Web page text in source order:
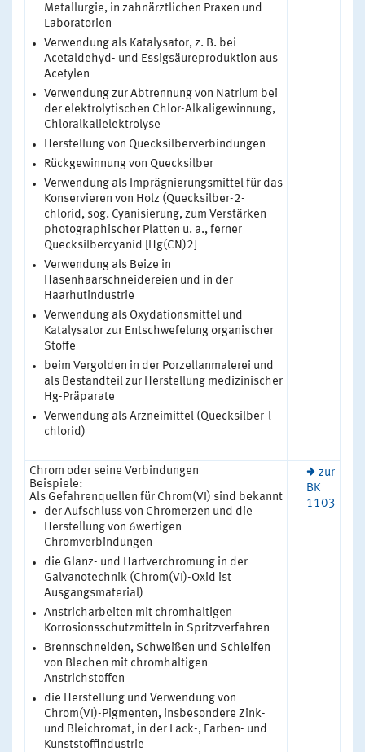
Metallurgie, in zahnärztlichen Praxen und
Laboratorien
Verwendung als Katalysator, z. B. bei
Acetaldehyd- und Essigsäureproduktion aus
Acetylen
Verwendung zur Abtrennung von Natrium bei
der elektrolytischen Chlor-Alkaligewinnung,
Chloralkalielektrolyse
Herstellung von Quecksilberverbindungen
Rückgewinnung von Quecksilber
Verwendung als Imprägnierungsmittel für das
Konservieren von Holz (Quecksilber-2-
chlorid, sog. Cyanisierung, zum Verstärken
photographischer Platten u. a., ferner
Quecksilbercyanid [Hg(CN)2]
Verwendung als Beize in
Hasenhaarschneidereien und in der
Haarhutindustrie
Verwendung als Oxydationsmittel und
Katalysator zur Entschwefelung organischer
Stoffe
beim Vergolden in der Porzellanmalerei und
als Bestandteil zur Herstellung medizinischer
Hg-Präparate
Verwendung als Arzneimittel (Quecksilber-l-
chlorid)
Chrom oder seine Verbindungen
Beispiele:
Als Gefahrenquellen für Chrom(VI) sind bekannt
der Aufschluss von Chromerzen und die
Herstellung von 6wertigen
Chromverbindungen
die Glanz- und Hartverchromung in der
Galvanotechnik (Chrom(VI)-Oxid ist
Ausgangsmaterial)
Anstricharbeiten mit chromhaltigen
Korrosionsschutzmitteln in Spritzverfahren
Brennschneiden, Schweißen und Schleifen
von Blechen mit chromhaltigen
Anstrichstoffen
die Herstellung und Verwendung von
Chrom(VI)-Pigmenten, insbesondere Zink-
und Bleichromat, in der Lack-, Farben- und
Kunststoffindustrie
zur
BK
1103